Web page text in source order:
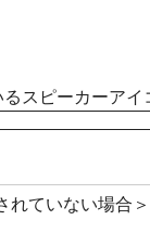
スピーカーア
れていない場合＞